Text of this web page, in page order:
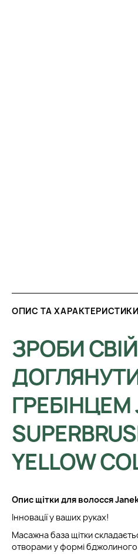
ОПИС ТА ХАРАКТЕРИСТИКИ
ЗРОБИ
ГРЕБІНЦЕМ
YELLOW
Опис щітки для волосся
Інновації у ваших руках!
Масажна база щітки
отворами у формі бджолиного